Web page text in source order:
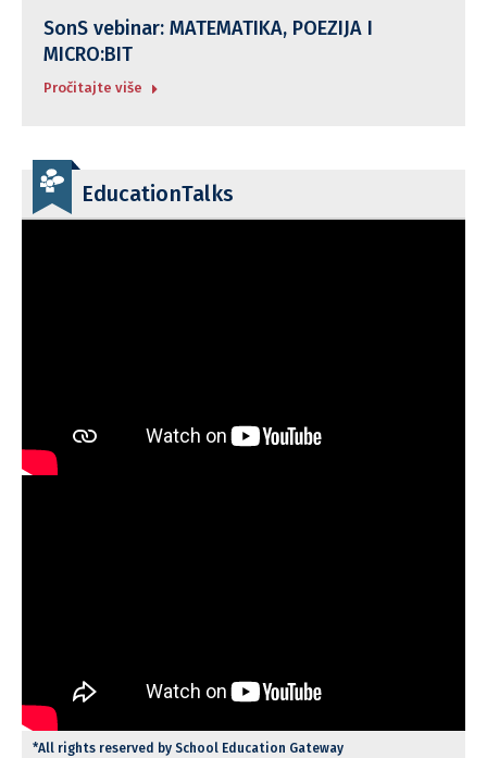
SonS vebinar: MATEMATIKA, POEZIJA I
MICRO:BIT
Pročitajte više
EducationTalks
*All rights reserved by School Education Gateway